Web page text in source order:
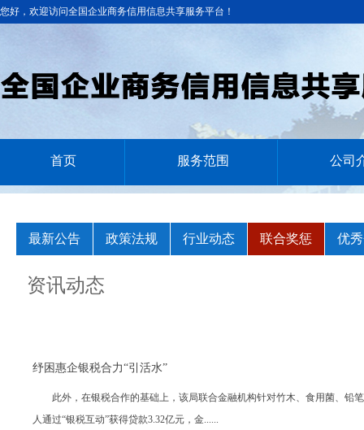
您好，欢迎访问全国企业商务信用信息共享服务平台！
首页 服务范围 公司
最新公告 政策法规 行业动态 联合奖惩 优
资讯动态
纾困惠企银税合力“引活水”
此外，在银税合作的基础上，该局联合金融机构针对竹木、食用菌、铅笔
人通过“银税互动”获得贷款3.32亿元，金......